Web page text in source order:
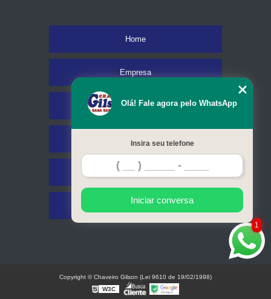
Home
Empresa
Missão
Serviços
Contato
Mapa do site
1
Olá! Fale agora pelo WhatsApp
Insira seu telefone
Iniciar conversa
Copyright © Chaveiro Gilson (Lei 9610 de 19/02/1998)
W3C